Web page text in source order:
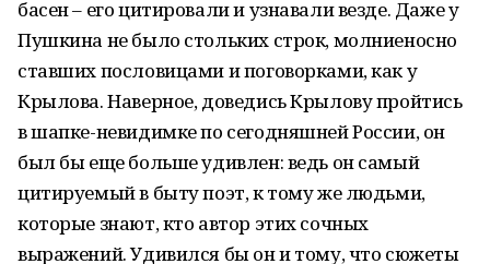
басен – его цитировали и узнавали везде. Даже у
Пушкина не было стольких строк, молниеносно
ставших пословицами и поговорками, как у
Крылова. Наверное, доведись Крылову пройтись
в шапке-невидимке по сегодняшней России, он
был бы еще больше удивлен: ведь он самый
цитируемый в быту поэт, к тому же людьми,
которые знают, кто автор этих сочных
выражений. Удивился бы он и тому, что сюжеты